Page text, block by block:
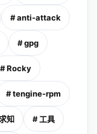
# anti-attack
# gpg
# Rocky
# tengine-rpm
知 # 工具